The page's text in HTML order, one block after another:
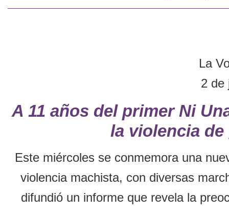
La
2 de
A 11 años del primer Ni
la violencia
Este miércoles se conmemora una
violencia machista, con diversas
difundió un informe que revela la